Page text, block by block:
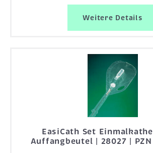
Weitere Details
EasiCath Set
Auffangbeutel | 28027 | PZN